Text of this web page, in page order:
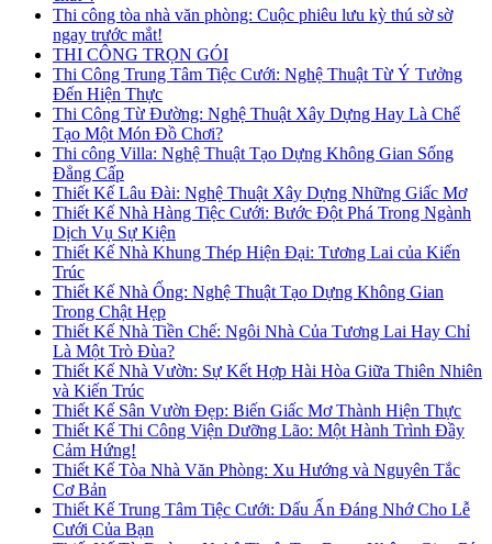
Thi công tòa nhà văn phòng: Cuộc phiêu lưu kỳ thú sờ sờ
ngay trước mắt!
THI CÔNG TRỌN GÓI
Thi Công Trung Tâm Tiệc Cưới: Nghệ Thuật Từ Ý Tưởng
Đến Hiện Thực
Thi Công Từ Đường: Nghệ Thuật Xây Dựng Hay Là Chế
Tạo Một Món Đồ Chơi?
Thi công Villa: Nghệ Thuật Tạo Dựng Không Gian Sống
Đẳng Cấp
Thiết Kế Lâu Đài: Nghệ Thuật Xây Dựng Những Giấc Mơ
Thiết Kế Nhà Hàng Tiệc Cưới: Bước Đột Phá Trong Ngành
Dịch Vụ Sự Kiện
Thiết Kế Nhà Khung Thép Hiện Đại: Tương Lai của Kiến
Trúc
Thiết Kế Nhà Ống: Nghệ Thuật Tạo Dựng Không Gian
Trong Chật Hẹp
Thiết Kế Nhà Tiền Chế: Ngôi Nhà Của Tương Lai Hay Chỉ
Là Một Trò Đùa?
Thiết Kế Nhà Vườn: Sự Kết Hợp Hài Hòa Giữa Thiên Nhiên
và Kiến Trúc
Thiết Kế Sân Vườn Đẹp: Biến Giấc Mơ Thành Hiện Thực
Thiết Kế Thi Công Viện Dưỡng Lão: Một Hành Trình Đầy
Cảm Hứng!
Thiết Kế Tòa Nhà Văn Phòng: Xu Hướng và Nguyên Tắc
Cơ Bản
Thiết Kế Trung Tâm Tiệc Cưới: Dấu Ấn Đáng Nhớ Cho Lễ
Cưới Của Bạn